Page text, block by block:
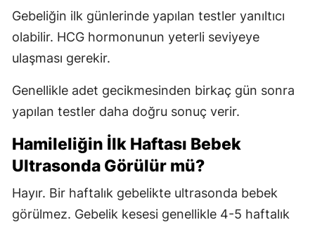
Gebeliğin ilk günlerinde yapılan testler yanıltıcı
olabilir. HCG hormonunun yeterli seviyeye
ulaşması gerekir.
Genellikle adet gecikmesinden birkaç gün sonra
yapılan testler daha doğru sonuç verir.
Hamileliğin İlk Haftası Bebek
Ultrasonda Görülür mü?
Hayır. Bir haftalık gebelikte ultrasonda bebek
görülmez. Gebelik kesesi genellikle 4-5 haftalık